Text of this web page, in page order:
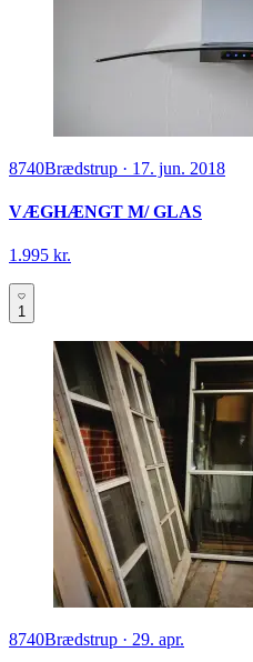
8740Brædstrup · 17. jun. 2018
VÆGHÆNGT M/ GLAS
1.995 kr.
1
8740Brædstrup · 29. apr.